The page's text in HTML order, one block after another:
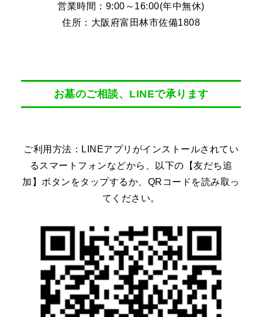
営業時間：9:00～16:00(年中無休)
住所：大阪府富田林市佐備1808
お墓のご相談、LINEで承ります
ご利用方法：LINEアプリがインストールされてい
るスマートフォンなどから、以下の【友だち追
加】ボタンをタップするか、QRコードを読み取っ
てください。